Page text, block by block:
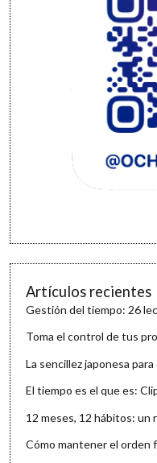
Artículos recientes
Gestión del tiempo: 26
Toma el control de tus
La sencillez japonesa
El tiempo es el que es:
12 meses, 12 hábitos: un
Cómo mantener el orden